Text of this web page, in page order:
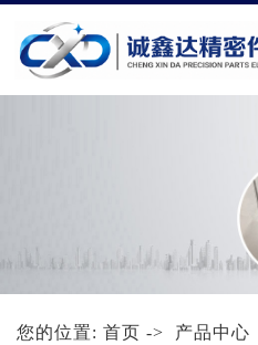
您的位置: 首页 -> 产品中心